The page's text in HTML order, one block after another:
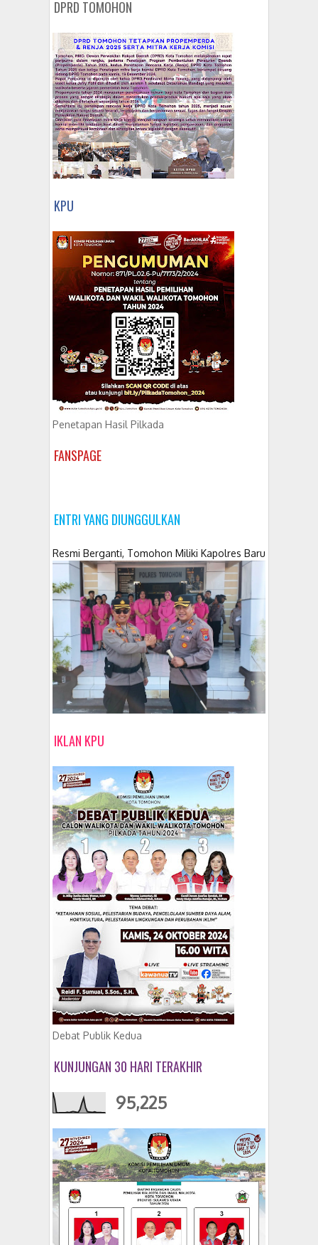
DPRD TOMOHON
KPU
Penetapan Hasil Pilkada
FANSPAGE
ENTRI YANG DIUNGGULKAN
Resmi Berganti, Tomohon Miliki Kapolres Baru
IKLAN KPU
Debat Publik Kedua
KUNJUNGAN 30 HARI TERAKHIR
95,225